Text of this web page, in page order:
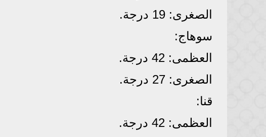
​الصغرى: 19 درجة.
​سوهاج:
​العظمى: 42 درجة.
​الصغرى: 27 درجة.
​قنا:
​العظمى: 42 درجة.